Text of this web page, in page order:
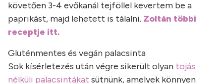
követően 3-4 evőkanál tejföllel kevertem be a
paprikást, majd lehetett is tálalni. Zoltán többi
receptje itt.
Gluténmentes és vegán palacsinta
Sok kísérletezés után végre sikerült olyan tojás
nélküli palacsintákat sütnünk, amelyek könnyen